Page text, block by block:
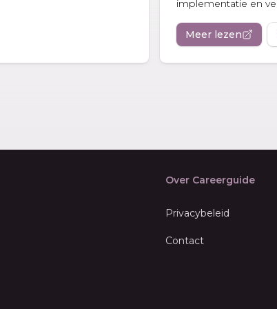
implementatie en
Meer lezen
Over Careerguide
Privacybeleid
Contact